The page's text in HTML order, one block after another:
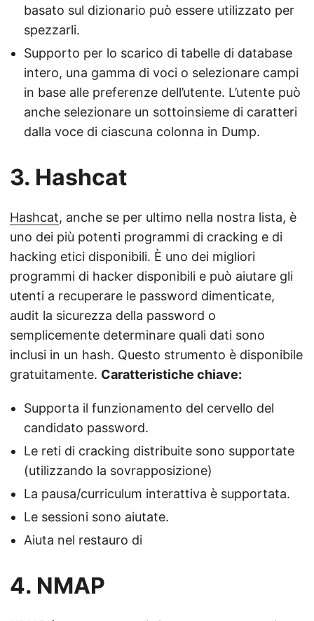
basato sul dizionario può essere utilizzato per
spezzarli.
Supporto per lo scarico di tabelle di database
intero, una gamma di voci o selezionare campi
in base alle preferenze dell’utente. L’utente può
anche selezionare un sottoinsieme di caratteri
dalla voce di ciascuna colonna in Dump.
3. Hashcat
Hashcat, anche se per ultimo nella nostra lista, è
uno dei più potenti programmi di cracking e di
hacking etici disponibili. È uno dei migliori
programmi di hacker disponibili e può aiutare gli
utenti a recuperare le password dimenticate,
audit la sicurezza della password o
semplicemente determinare quali dati sono
inclusi in un hash. Questo strumento è disponibile
gratuitamente. Caratteristiche chiave:
Supporta il funzionamento del cervello del
candidato password.
Le reti di cracking distribuite sono supportate
(utilizzando la sovrapposizione)
La pausa/curriculum interattiva è supportata.
Le sessioni sono aiutate.
Aiuta nel restauro di
4. NMAP